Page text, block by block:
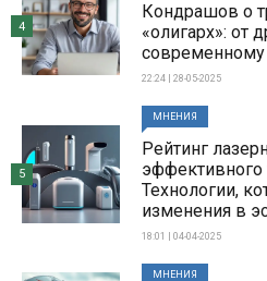
Кондрашов о
«олигарх»: от
22:24 | 28-05-2025
4
МНЕНИЯ
Рейтинг
эффективного
Технологии,
изменения в
18:01 | 04-04-2025
5
МНЕНИЯ